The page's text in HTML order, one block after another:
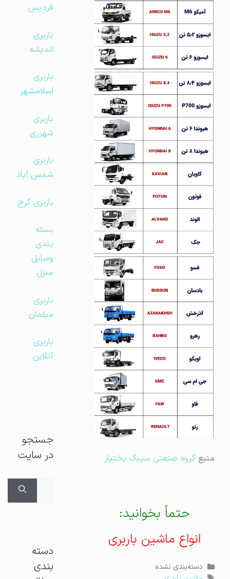
منبعگروه صنعتی سیبک بختیار
حتماً بخوانید:
انواع ماشین باربری
دسته‌ها
دسته‌بندی نشده
فردیس
باربری
اندیشه
باربری
اسلامشهر
باربری
شهرری
باربری
شمس آباد
باربری کرج
بسته
بندی
وسایل
منزل
باربری
مبلمان
باربری
آنلاین
جستجو
در سایت
دسته
بندی